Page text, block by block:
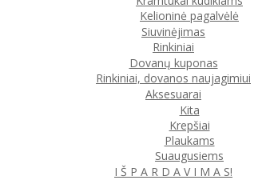
Kelioninė pagalvėlė
Siuvinėjimas
Rinkiniai
Dovanų kuponas
Rinkiniai, dovanos naujagimiui
Aksesuarai
Kita
Krepšiai
Plaukams
Suaugusiems
I Š P A R D A V I M A S!